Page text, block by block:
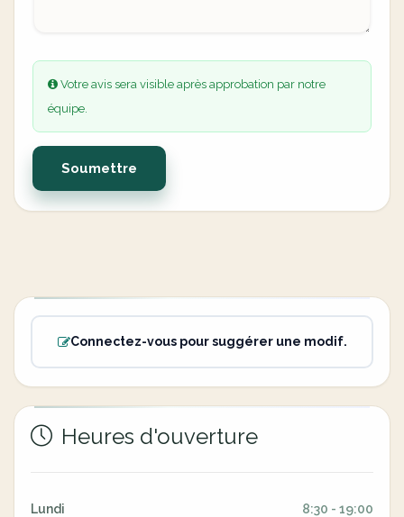
Votre avis sera visible après approbation par notre
équipe.
Soumettre
Connectez-vous pour suggérer une modif.
Heures d'ouverture
Lundi 8:30 - 19:00